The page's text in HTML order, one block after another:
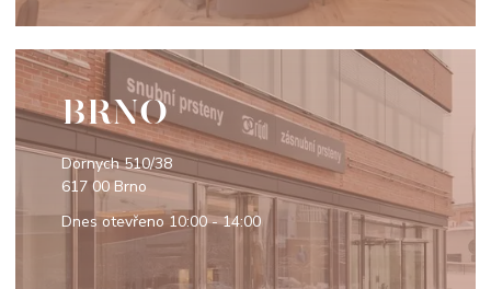
BRNO
Dornych 510/38
617 00 Brno
Dnes otevřeno10:00 - 14:00